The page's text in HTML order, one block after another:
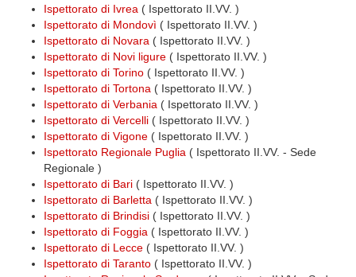
Ispettorato di Ivrea ( Ispettorato II.VV. )
Ispettorato di Mondovì ( Ispettorato II.VV. )
Ispettorato di Novara ( Ispettorato II.VV. )
Ispettorato di Novi ligure ( Ispettorato II.VV. )
Ispettorato di Torino ( Ispettorato II.VV. )
Ispettorato di Tortona ( Ispettorato II.VV. )
Ispettorato di Verbania ( Ispettorato II.VV. )
Ispettorato di Vercelli ( Ispettorato II.VV. )
Ispettorato di Vigone ( Ispettorato II.VV. )
Ispettorato Regionale Puglia ( Ispettorato II.VV. - Sede
Regionale )
Ispettorato di Bari ( Ispettorato II.VV. )
Ispettorato di Barletta ( Ispettorato II.VV. )
Ispettorato di Brindisi ( Ispettorato II.VV. )
Ispettorato di Foggia ( Ispettorato II.VV. )
Ispettorato di Lecce ( Ispettorato II.VV. )
Ispettorato di Taranto ( Ispettorato II.VV. )